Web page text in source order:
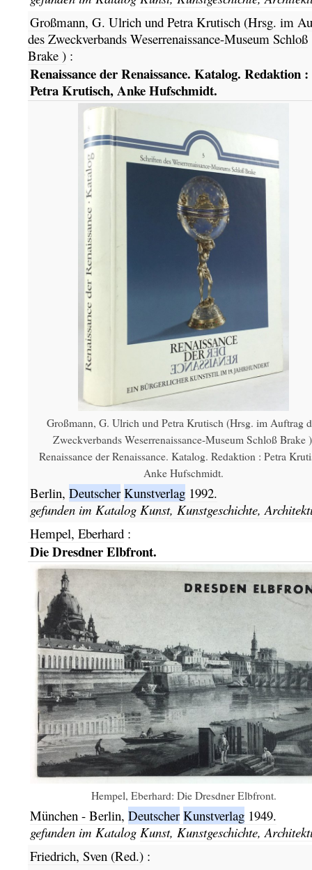
Großmann, G. Ulrich und Petra Krutisch (Hrsg. im
des Zweckverbands Weserrenaissance-Museum Schloß
Brake ) :
Renaissance der Renaissance. Katalog. Redaktion :
Petra Krutisch, Anke Hufschmidt.
Großmann, G. Ulrich und Petra Krutisch (Hrsg. im Auftrag
Zweckverbands Weserrenaissance-Museum Schloß Brake
Renaissance der Renaissance. Katalog. Redaktion : Petra
Anke Hufschmidt.
Berlin, Deutscher Kunstverlag 1992.
gefunden im Katalog Kunst, Kunstgeschichte,
Hempel, Eberhard:
Die Dresdner Elbfront.
Hempel, Eberhard: Die Dresdner Elbfront.
München - Berlin, Deutscher Kunstverlag 1949.
gefunden im Katalog Kunst, Kunstgeschichte,
Friedrich, Sven (Red.):